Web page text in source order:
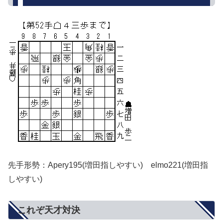
先手形勢：Apery195(増田指しやすい) elmo221(増田指
しやすい)
これぞ天才対決